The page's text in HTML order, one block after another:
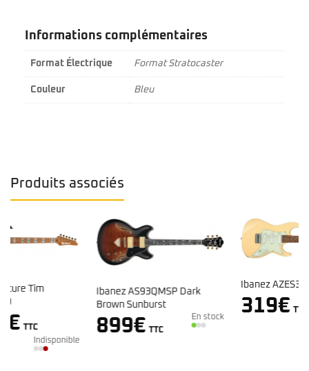
Informations complémentaires
Format Électrique Format Stratocaster
Couleur Bleu
Produits associés
Ibanez AS93QMSP Dark
899 En stock
Ibanez AZES31 Ivory
319 Indisponible